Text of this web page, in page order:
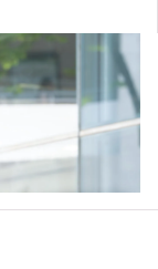
」／「第三
班牙語語言能
及 韓語達TOPIK
件中的五科之
以上亦會被接
學文憑考試科目